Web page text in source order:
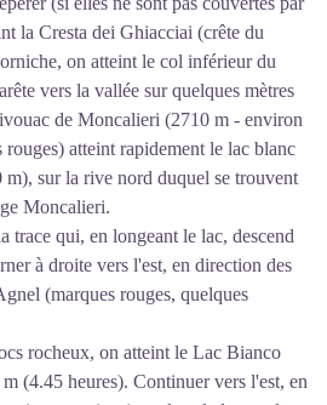
la Cresta dei Ghiacciai (crête du
on atteint le col inférieur du
vers la vallée sur quelques mètres
de Moncalieri (2710 m - environ
rouges) atteint rapidement le lac blanc
m), sur la rive nord duquel se trouvent
Moncalieri.
trace qui, en longeant le lac, descend
à droite vers l'est, en direction des
(marques rouges, quelques
rocheux, on atteint le Lac Bianco
(4.45 heures). Continuer vers l'est, en